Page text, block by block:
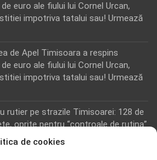
de cookies
euro ale fiului lui Cornel Urcan,
impotriva tatalui sau! Urmează
de Apel Timisoara a respins
euro ale fiului lui Cornel Urcan,
impotriva tatalui sau! Urmează
rutier pe strazile Timisoarei: 128 de
oprite pentru “controale de rutina”
un martor din dosarul fraudei cu